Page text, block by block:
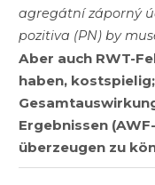
agregátní záporný
pozitiva (PN) by
Aber auch RWT-
haben,
Ergebnissen
überzeugen zu